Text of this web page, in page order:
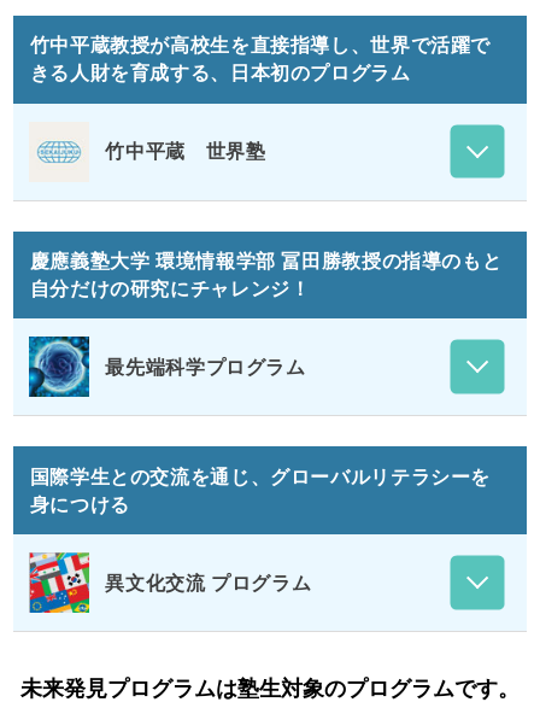
竹中平蔵教授が高校生を直接指導し、世界で活躍で
きる人財を育成する、日本初のプログラム
竹中平蔵 世界塾
慶應義塾大学 環境情報学部 冨田勝教授の指導のもと
自分だけの研究にチャレンジ！
最先端科学プログラム
国際学生との交流を通じ、グローバルリテラシーを
身につける
異文化交流 プログラム
未来発見プログラムは塾生対象のプログラムです。